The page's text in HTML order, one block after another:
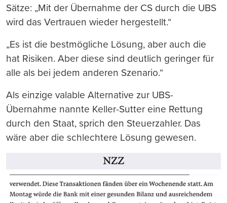
Sätze: „Mit der Übernahme der CS durch die UBS
wird das Vertrauen wieder hergestellt.“
„Es ist die bestmögliche Lösung, aber auch die
hat Risiken. Aber diese sind deutlich geringer für
alle als bei jedem anderen Szenario.“
Als einzige valable Alternative zur UBS-
Übernahme nannte Keller-Sutter eine Rettung
durch den Staat, sprich den Steuerzahler. Das
wäre aber die schlechtere Lösung gewesen.